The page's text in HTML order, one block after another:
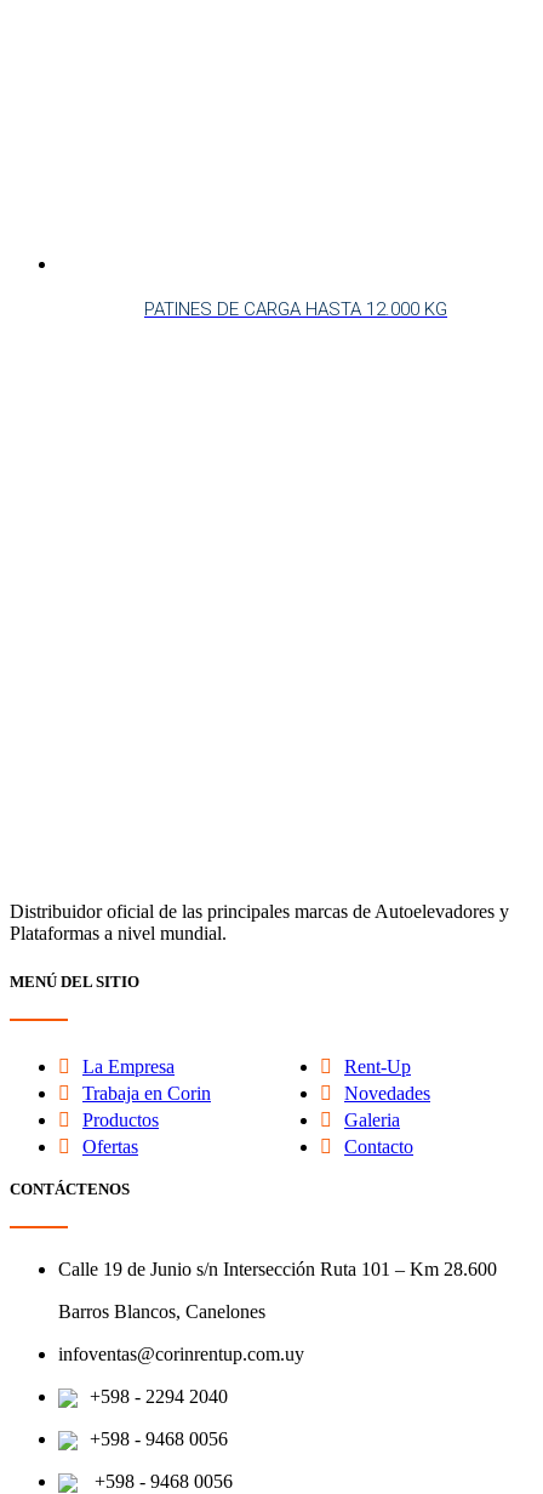
PATINES DE CARGA HASTA 12.000 KG
Distribuidor oficial de las principales marcas de Autoelevadores y
Plataformas a nivel mundial.
MENÚ DEL SITIO
La Empresa
Trabaja en Corin
Productos
Ofertas
Rent-Up
Novedades
Galeria
Contacto
CONTÁCTENOS
Calle 19 de Junio s/n Intersección Ruta 101 – Km 28.600
Barros Blancos, Canelones
infoventas@corinrentup.com.uy
+598 - 2294 2040
+598 - 9468 0056
+598 - 9468 0056